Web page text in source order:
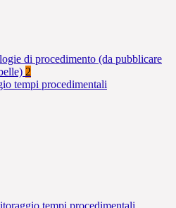
di procedimento (da pubblicare
2
tempi procedimentali